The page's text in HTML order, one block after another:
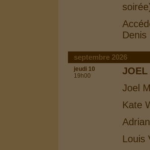
Denis
septembre 2026
jeudi 10
19h00
JOEL
Joel
Kate
Louis